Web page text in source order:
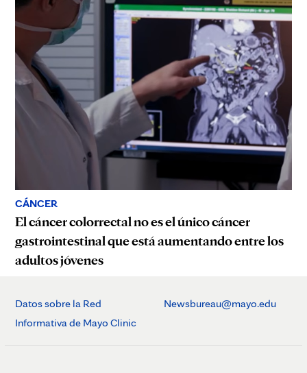
CÁNCER
El cáncer colorrectal no es el único cáncer
gastrointestinal que está aumentando entre los
adultos jóvenes
Datos sobre la Red
Informativa de Mayo Clinic
Newsbureau@mayo.edu